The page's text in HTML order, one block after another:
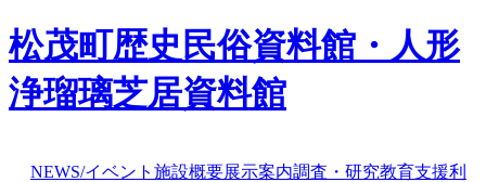
松茂町歴史民俗資料館・人形
浄瑠璃芝居資料館
NEWS/イベント 施設概要展示案内調査・研究教育支援利